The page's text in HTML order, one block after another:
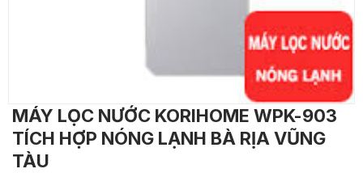
MÁY LỌC NƯỚC KORIHOME WPK-903
TÍCH HỢP NÓNG LẠNH BÀ RỊA VŨNG
TÀU